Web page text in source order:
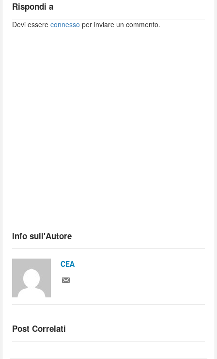
Rispondi a
Devi essereconnesso per inviare un commento.
Info sull'Autore
CEA
Post Correlati